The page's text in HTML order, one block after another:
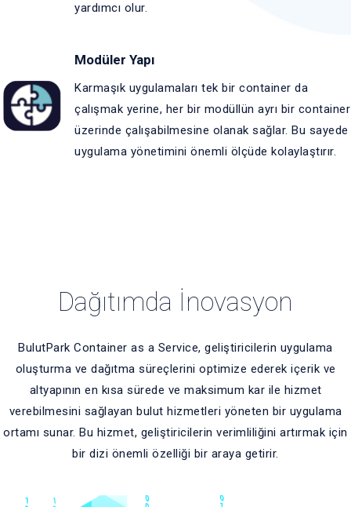
yardımcı olur.
Modüler Yapı
Karmaşık uygulamaları tek bir container da
çalışmak yerine, her bir modüllün ayrı bir container
üzerinde çalışabilmesine olanak sağlar. Bu sayede
uygulama yönetimini önemli ölçüde kolaylaştırır.
Dağıtımda İnovasyon
BulutPark Container as a Service, geliştiricilerin uygulama
oluşturma ve dağıtma süreçlerini optimize ederek içerik ve
altyapının en kısa sürede ve maksimum kar ile hizmet
verebilmesini sağlayan bulut hizmetleri yöneten bir uygulama
ortamı sunar. Bu hizmet, geliştiricilerin verimliliğini artırmak için
bir dizi önemli özelliği bir araya getirir.